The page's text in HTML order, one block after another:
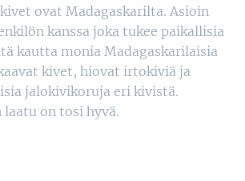
ovat Madagaskarilta. Asioin
kanssa joka tukee paikallisia
kautta monia Madagaskarilaisia
kivet, hiovat irtokiviä ja
jalokivikoruja eri kivistä.
on tosi hyvä.